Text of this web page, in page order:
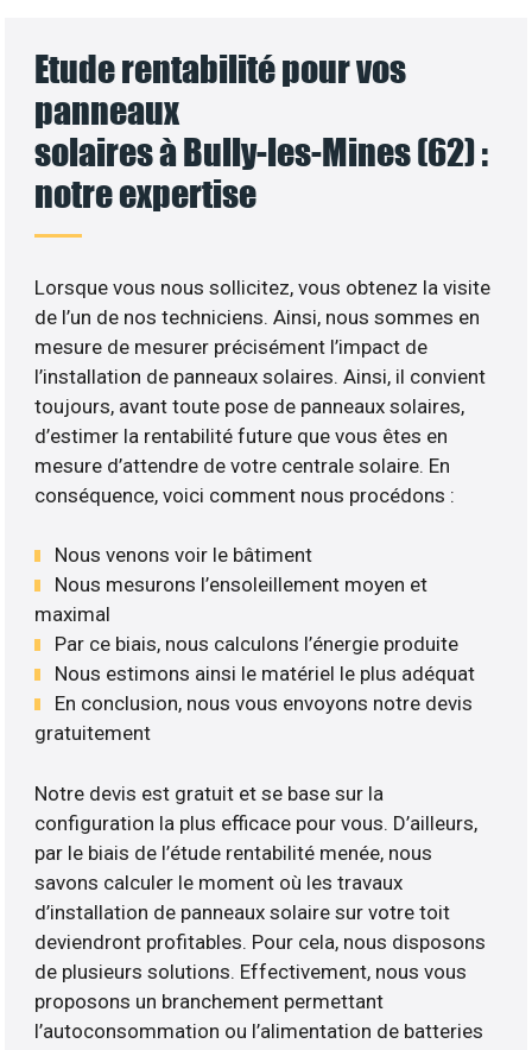
Etude rentabilité pour vos
panneaux
solaires à Bully-les-Mines (62) :
notre expertise
Lorsque vous nous sollicitez, vous obtenez la visite
de l’un de nos techniciens. Ainsi, nous sommes en
mesure de mesurer précisément l’impact de
l’installation de panneaux solaires. Ainsi, il convient
toujours, avant toute pose de panneaux solaires,
d’estimer la rentabilité future que vous êtes en
mesure d’attendre de votre centrale solaire. En
conséquence, voici comment nous procédons :
Nous venons voir le bâtiment
Nous mesurons l’ensoleillement moyen et
maximal
Par ce biais, nous calculons l’énergie produite
Nous estimons ainsi le matériel le plus adéquat
En conclusion, nous vous envoyons notre devis
gratuitement
Notre devis est gratuit et se base sur la
configuration la plus efficace pour vous. D’ailleurs,
par le biais de l’étude rentabilité menée, nous
savons calculer le moment où les travaux
d’installation de panneaux solaire sur votre toit
deviendront profitables. Pour cela, nous disposons
de plusieurs solutions. Effectivement, nous vous
proposons un branchement permettant
l’autoconsommation ou l’alimentation de batteries